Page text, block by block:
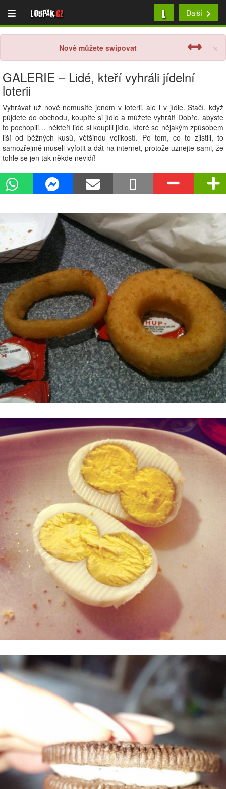
Loupak.cz L Další
×
Nově můžete swipovat
GALERIE – Lidé, kteří vyhráli jídelní
loterii
Vyhrávat už nově nemusíte jenom v loterii, ale i v jídle. Stačí, když
půjdete do obchodu, koupíte si jídlo a můžete vyhrát! Dobře, abyste
to pochopili… někteří lidé si koupili jídlo, které se nějakým způsobem
liší od běžných kusů, většinou velikostí. Po tom, co to zjistili, to
samozřejmě museli vyfotit a dát na internet, protože uznejte sami, že
tohle se jen tak někde nevidí!